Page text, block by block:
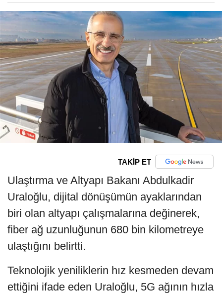
TAKİP ET
Ulaştırma ve Altyapı Bakanı Abdulkadir
Uraloğlu, dijital dönüşümün ayaklarından
biri olan altyapı çalışmalarına değinerek,
fiber ağ uzunluğunun 680 bin kilometreye
ulaştığını belirtti.
Teknolojik yeniliklerin hız kesmeden devam
ettiğini ifade eden Uraloğlu, 5G ağının hızla